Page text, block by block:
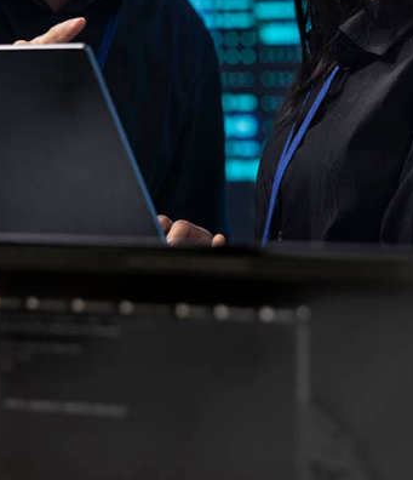
Becas
Graduaciones
Derecho
Derecho
Prepa